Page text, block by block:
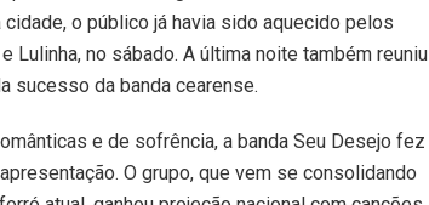
o público já havia sido aquecido pelos
Lulinha, no sábado. A última noite também reuniu
sucesso da banda cearense.
e de sofrência, a banda Seu Desejo fez
O grupo, que vem se consolidando